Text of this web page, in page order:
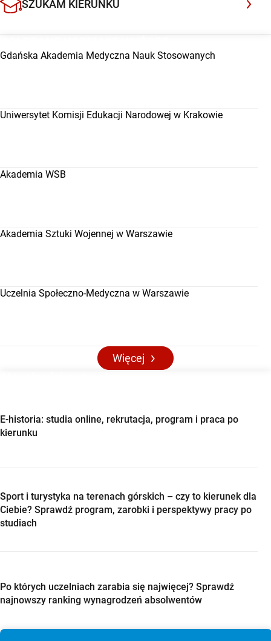
SZUKAM KIERUNKU
Gdańska Akademia Medyczna Nauk Stosowanych
Uniwersytet Komisji Edukacji Narodowej w Krakowie
Akademia WSB
Akademia Sztuki Wojennej w Warszawie
Uczelnia Społeczno-Medyczna w Warszawie
Więcej
E-historia: studia online, rekrutacja, program i praca po
kierunku
Sport i turystyka na terenach górskich – czy to kierunek dla
Ciebie? Sprawdź program, zarobki i perspektywy pracy po
studiach
Po których uczelniach zarabia się najwięcej? Sprawdź
najnowszy ranking wynagrodzeń absolwentów